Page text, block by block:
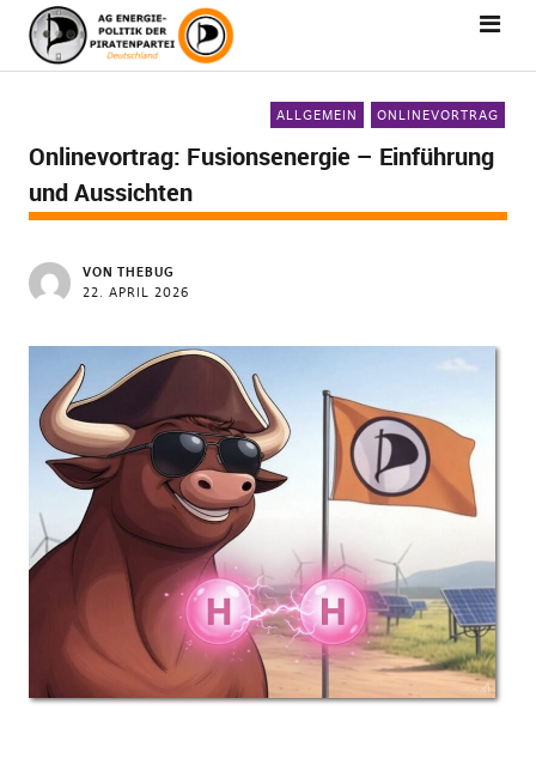
ALLGEMEIN ONLINEVORTRAG
Onlinevortrag: Fusionsenergie – Einführung
und Aussichten
VON THEBUG
22. APRIL 2026